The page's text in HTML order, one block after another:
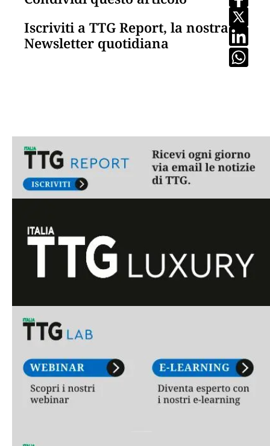
Iscriviti a TTG Report, la nostra
Newsletter quotidiana